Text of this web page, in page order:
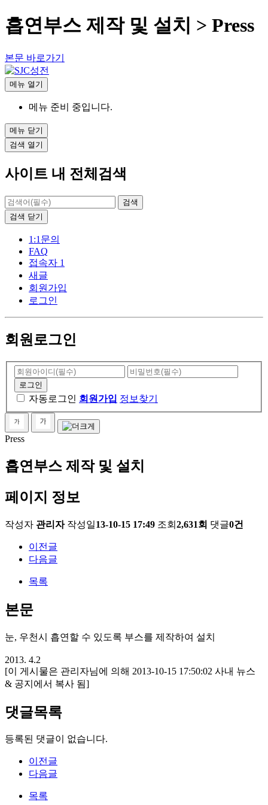
흡연부스 제작 및 설치 > Press
본문 바로가기
메뉴 열기
메뉴 준비 중입니다.
메뉴 닫기
검색 열기
사이트 내 전체검색
검색 닫기
1:1문의
FAQ
접속자 1
새글
회원가입
로그인
회원로그인
자동로그인 회원가입 정보찾기
Press
흡연부스 제작 및 설치
페이지 정보
작성자 관리자 작성일13-10-15 17:49 조회 2,631회 댓글0건
이전글
다음글
목록
본문
눈, 우천시 흡연할 수 있도록 부스를 제작하여 설치
2013. 4.2
[이 게시물은 관리자님에 의해 2013-10-15 17:50:02 사내 뉴스
& 공지에서 복사 됨]
댓글목록
등록된 댓글이 없습니다.
이전글
다음글
목록